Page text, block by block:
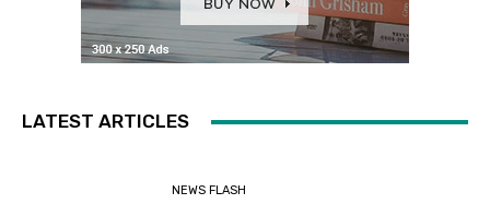
LATEST ARTICLES
NEWS FLASH